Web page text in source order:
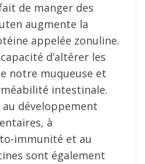
de manger des
augmente la
appelée zonuline.
d’altérer les
notre muqueuse et
intestinale.
développement
à
immunité et au
sont également